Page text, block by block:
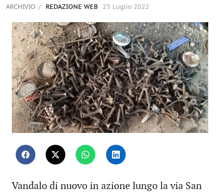
ARCHIVIO REDAZIONE WEB 25 Luglio 2022
Vandalo di nuovo in azione lungo la via San